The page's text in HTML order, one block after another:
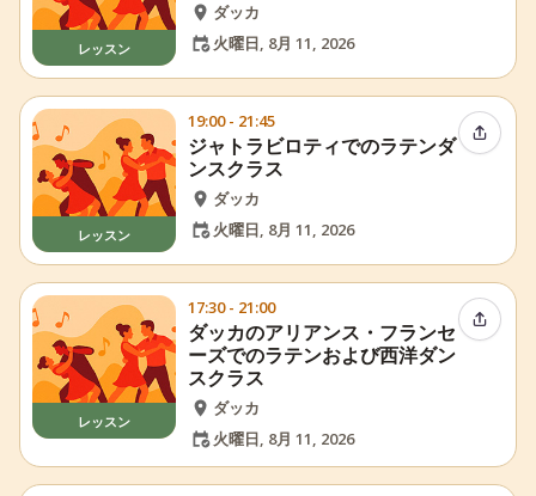
レッスン
ダッカ
火曜日, 8月 11, 2026
レッスン
19:00 - 21:45
ジャトラビロティでのラテンダ
ンスクラス
ダッカ
火曜日, 8月 11, 2026
イベン
レッスン
17:30 - 21:00
ダッカのアリアンス・フランセ
ーズでのラテンおよび西洋ダン
スクラス
ダッカ
火曜日, 8月 11, 2026
イベン